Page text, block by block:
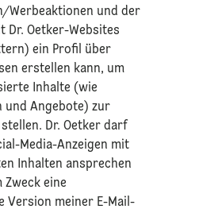
Werbeaktionen und der
Dr. Oetker-Websites
ein Profil über
erstellen kann, um
Inhalte (wie
und Angebote) zur
Dr. Oetker darf
Media-Anzeigen mit
Inhalten ansprechen
Zweck eine
Version meiner E-Mail-